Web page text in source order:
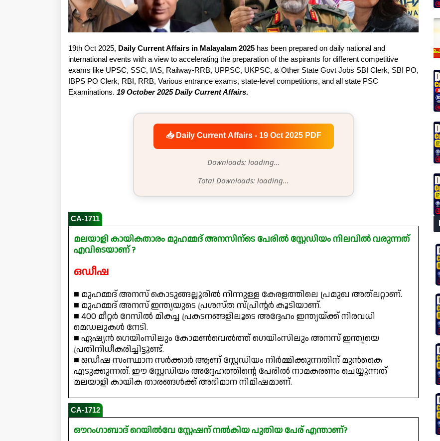
19th Oct 2025, Daily Current Affairs in Malayalam 2025 has been prepared on daily national and
international events with a view to accelerating the preparation of the aspirants for different competitive
exams like UPSC, SSC, IAS, Railway-RRB, UPPSC, UKPSC, & Other State Govt Jobs SBI Clerk, SBI PO,
IBPS PO Clerk, RBI, RRB, Various entrance exams, state-level competitions, and all state PSC
Examinations. 19 October 2025 Daily Current Affairs.
📥 Daily Current Affairs - 19 Oct 2025 PDF
Downloads: loading...
Total Downloads: loading...
CA-1711
മലയാളി കായികതാരം മുഹമ്മദ് അനസിന്ടെ പേരിൽ സ്റ്റേഡിയം നിലവിൽ വരുന്നത്
എവിടെയാണ് ?
ഒഡീഷ
■ മുഹമ്മദ് അനസ് കൊടുങ്ങല്ലൂരിൽ നിന്നുള്ള കേരളത്തിലെ പ്രമുഖ അത്ലറ്റാണ്.
■ മുഹമ്മദ് അനസ് ഇന്ത്യയുടെ പ്രശസ്ത സ്പ്രിന്റർ കൂടിയാണ്.
■ 400 മീറ്റർ റേസിൽ മികച്ച പ്രകടനങ്ങളിലൂടെ അദ്ദേഹം ഇന്ത്യയ്ക്ക് നിരവധി
മെഡലുകൾ നേടി.
■ ഏഷ്യൻ ഗെയിംസിലും കോമൺവെൽത്ത് ഗെയിംസിലും അനസ് ഇന്ത്യയെ
പ്രതിനിധീകരിച്ചിട്ടുണ്ട്.
■ ഒഡീഷ സംസ്ഥാന സർക്കാർ ആണ് സ്റ്റേഡിയം നിർമ്മിക്കുന്നതിന് മുൻകൈ
എടുക്കുന്നത്. ഈ സ്റ്റേഡിയം അദ്ദേഹത്തിന്റെ പേരിൽ നാമകരണം ചെയ്യുന്നത്
മലയാളി കായിക താരങ്ങൾക്ക് അഭിമാന നിമിഷമാണ്.
CA-1712
ഔറംഗാബാദ് റെയിൽവേ സ്റ്റേഷന് നൽകിയ പുതിയ പേര് എന്താണ്?